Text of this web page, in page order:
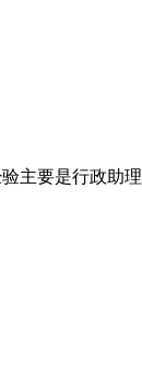
主要是行政助理